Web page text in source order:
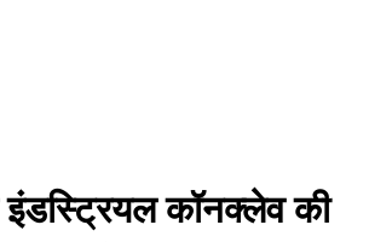
इंडस्ट्रियल कॉनक्लेव की